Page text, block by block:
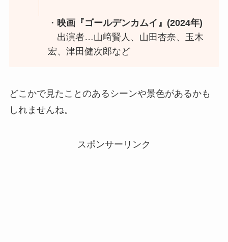
・ 映画『ゴールデンカムイ』(2024年)
出演者…山﨑賢人、山田杏奈、玉木
宏、津田健次郎など
どこかで見たことのあるシーンや景色があるかも
しれませんね。
スポンサーリンク